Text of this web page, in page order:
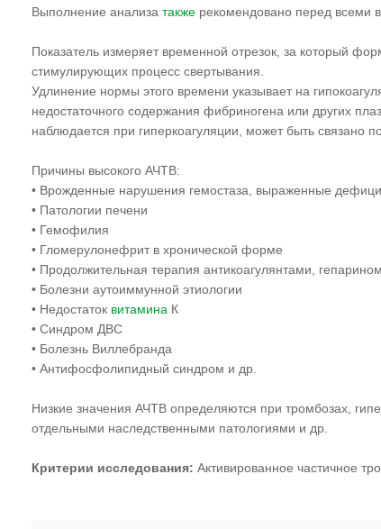
Выполнение анализа также рекомендовано перед всеми
Показатель измеряет временной отрезок, за который
стимулирующих процесс свертывания.
Удлинение нормы этого времени указывает на
недостаточного содержания фибриногена или других
наблюдается при гиперкоагуляции, может быть связано
Причины высокого АЧТВ:
• Врожденные нарушения гемостаза, выраженные
• Патологии печени
• Гемофилия
• Гломерулонефрит в хронической форме
• Продолжительная терапия антикоагулянтами, гепарином
• Болезни аутоиммунной этиологии
• Недостаток витамина К
• Синдром ДВС
• Болезнь Виллебранда
• Антифосфолипидный синдром и др.
Низкие значения АЧТВ определяются при тромбозах,
отдельными наследственными патологиями и др.
Критерии исследования: Активированное частичное